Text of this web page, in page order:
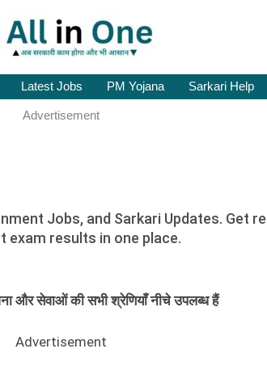
Latest Jobs PM Yojana Sarkari Help
Advertisement
Jobs, and Sarkari Updates. Get
exam results in one place.
और सेवाओं की सभी श्रेणियाँ नीचे उपलब्ध हैं
Advertisement